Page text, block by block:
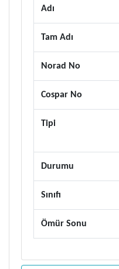
Adı
Tam Adı
Norad No
Cospar No
Tipi
Durumu
Sınıfı
Ömür Sonu